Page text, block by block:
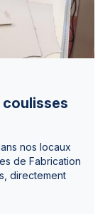
coulisses
nos locaux
de Fabrication
directement